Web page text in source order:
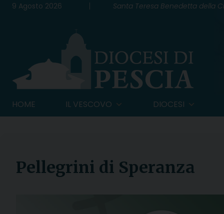
Skip9 Agosto 2026 Santa Teresa Benedetta della
HOME IL VESCOVO DIOCESI
Pellegrini di Speranza